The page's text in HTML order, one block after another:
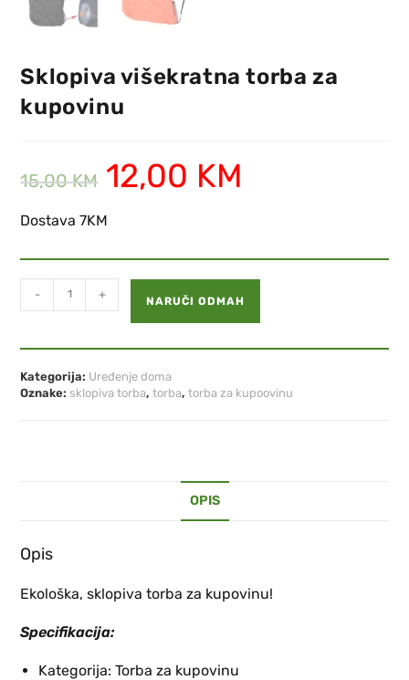
Sklopiva višekratna torba za
kupovinu
15,00KM 12,00 KM
Dostava 7KM
- + NARUČI ODMAH
Kategorija: Uređenje doma
Oznake: sklopiva torba,torba,torba za kupoovinu
OPIS
Opis
Ekološka, sklopiva torba za kupovinu!
Specifikacija:
Kategorija: Torba za kupovinu